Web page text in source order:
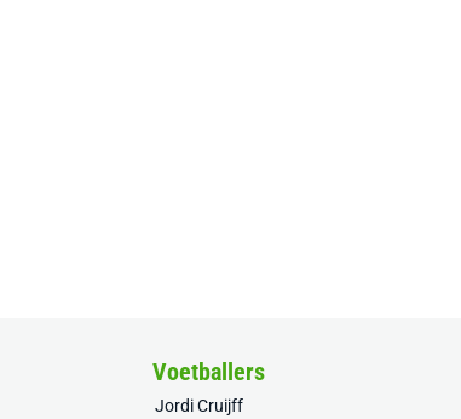
Voetballers
Jordi Cruijff